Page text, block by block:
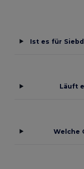
Ist es für
Läuft
Welche